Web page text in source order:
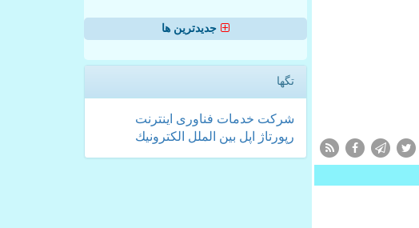
جدیدترین ها
تگها
شركت خدمات فناوری اینترنت
رپورتاژ
اپل بین الملل الكترونیك